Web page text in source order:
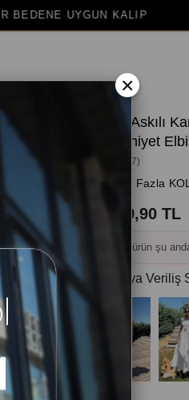
Kalın Askılı
Mezuniyet
(3M-3827)
+ Daha Fazla
2.049,90 TL
Bu ürün şu
Kargoya Veriliş
×